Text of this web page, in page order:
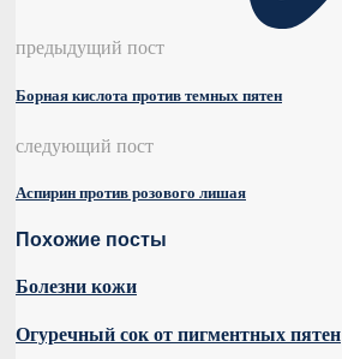
предыдущий пост
Борная кислота против темных пятен
следующий пост
Аспирин против розового лишая
Похожие посты
Болезни кожи
Огуречный сок от пигментных пятен